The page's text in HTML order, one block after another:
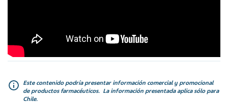
Este contenido podría presentar información comercial y promocional
de productos farmacéuticos. La información presentada aplica sólo para
Chile.